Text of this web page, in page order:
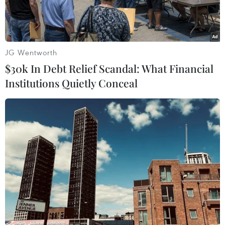
Kỹ thuật viên làm việc tại một cơ sở hạt nhân của Iran. (Ảnh:
IRNA/TTXVN)
Tổng Giám đốc Cơ quan Cơ quan Năng lượng
Nguyên tử Quốc tế (IAEA) Rafael Grossi dự đoán
Iran có khả năng sẽ bắt đầu sản xuất urani làm
giàu “trong vài tháng nữa," bất chấp thiệt hại
sau các đòn không kích của Mỹ và Israel.
JG Wentworth
$30k In Debt Relief Scandal: What Financial
Institutions Quietly Conceal